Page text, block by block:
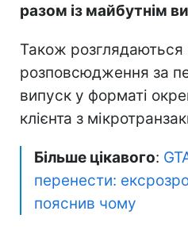
разом із майбутнім
Також розглядаються
розповсюдження за
випуск у форматі
клієнта з
Більше цікавого:
перенести:
пояснив чому